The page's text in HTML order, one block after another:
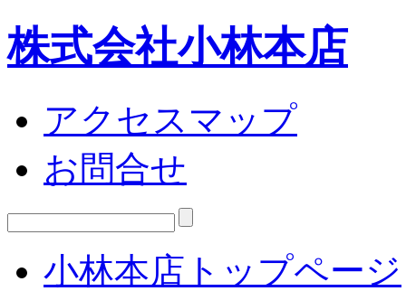
株式会社小林本店
アクセスマップ
お問合せ
小林本店トップページ